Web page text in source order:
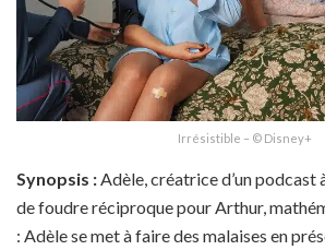
Irrésistible – © Disney+
Synopsis :Adèle, créatrice d’un podcast
de foudre réciproque pour Arthur,
: Adèle se met à faire des malaises en